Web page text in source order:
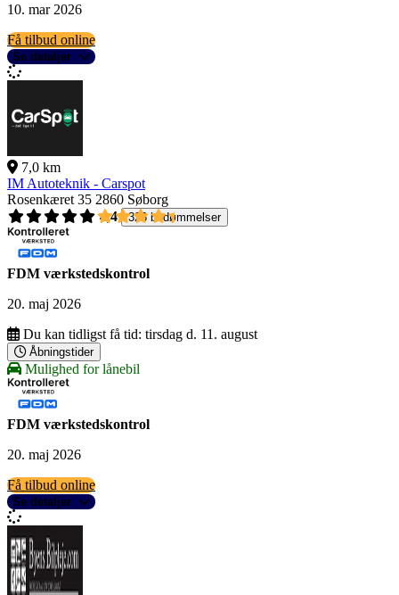
10. mar 2026
Få tilbud online
Se detaljer
7,0 km
IM Autoteknik - Carspot
Rosenkæret 35 2860 Søborg
4,4
326 bedømmelser
FDM værkstedskontrol
20. maj 2026
Du kan tidligst få tid: tirsdag d. 11. august
Åbningstider
Mulighed for lånebil
FDM værkstedskontrol
20. maj 2026
Få tilbud online
Se detaljer